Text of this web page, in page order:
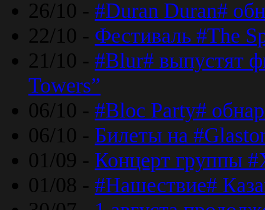
26/10 - #Duran Duran#
22/10 - Фестиваль #The
21/10 - #Blur# выпустят
Towers”
06/10 - #Bloc Party#
06/10 - Билеты на
01/09 - Концерт группы
01/08 - #Нашествие#